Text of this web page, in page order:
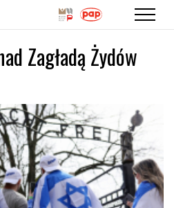
Przejdź
do
Zagładą Żydów